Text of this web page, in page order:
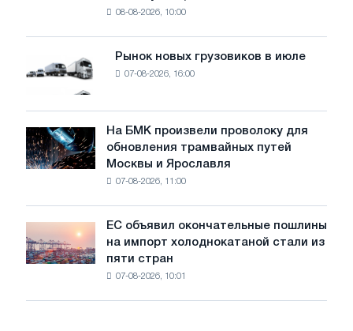
фотоэлектрическую
достижения
целей
обезуглероживания
08-08-2026, 10:00
Рынок
новых
грузовиков
в
июле
Рынок новых грузовиков в июле
07-08-2026, 16:00
На
БМК
произвели
трамвайных
путей
Москвы
Ярославля
На БМК произвели проволоку для
обновления трамвайных путей
Москвы и Ярославля
07-08-2026, 11:00
объявил
окончательные
ЕС объявил окончательные пошлины
на импорт холоднокатаной стали из
пяти стран
07-08-2026, 10:01